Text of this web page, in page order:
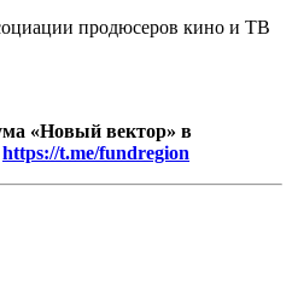
продюсеров кино и ТВ
«Новый вектор» в
https://t.me/fundregion